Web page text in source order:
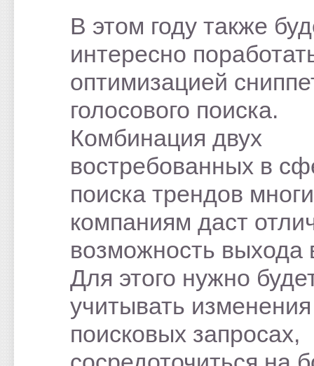
В этом году также
интересно
оптимизацией
голосового поиска.
Комбинация двух
востребованных в
поиска трендов
компаниям даст
возможность выхода
Для этого нужно
учитывать
поисковых запросах,